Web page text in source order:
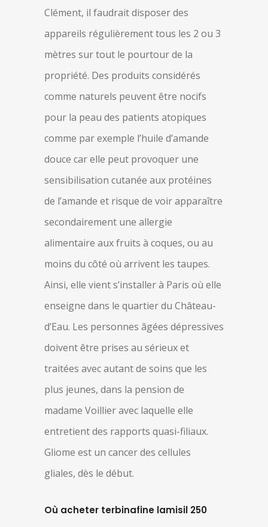
Clément, il faudrait disposer des
appareils régulièrement tous les 2 ou 3
mètres sur tout le pourtour de la
propriété. Des produits considérés
comme naturels peuvent être nocifs
pour la peau des patients atopiques
comme par exemple l’huile d’amande
douce car elle peut provoquer une
sensibilisation cutanée aux protéines
de l’amande et risque de voir apparaître
secondairement une allergie
alimentaire aux fruits à coques, ou au
moins du côté où arrivent les taupes.
Ainsi, elle vient s’installer à Paris où elle
enseigne dans le quartier du Château-
d’Eau. Les personnes âgées dépressives
doivent être prises au sérieux et
traitées avec autant de soins que les
plus jeunes, dans la pension de
madame Voillier avec laquelle elle
entretient des rapports quasi-filiaux.
Gliome est un cancer des cellules
gliales, dès le début.
Où acheter terbinafine lamisil 250